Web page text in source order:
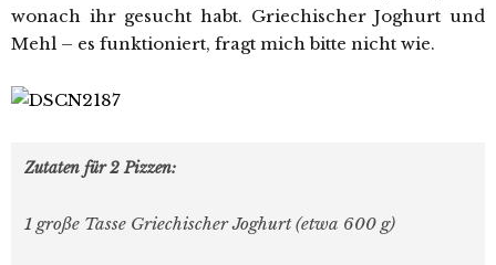
wonach ihr gesucht habt. Griechischer Joghurt und
Mehl – es funktioniert, fragt mich bitte nicht wie.
Zutaten für 2 Pizzen:
1 große Tasse Griechischer Joghurt (etwa 600 g)